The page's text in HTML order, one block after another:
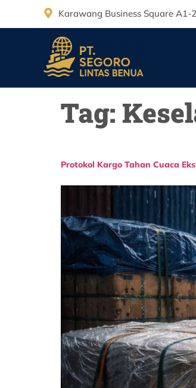
Karawang Business Square A1-
Tag:
Protokol Kargo Tahan Cuaca